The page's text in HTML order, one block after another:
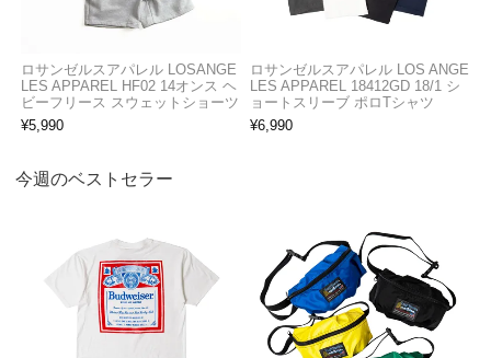
ロサンゼルスアパレル LOSANGE
LES APPAREL HF02 14オンス ヘ
ビーフリース スウェットショーツ
¥5,990
ロサンゼルスアパレル LOS ANGE
LES APPAREL 18412GD 18/1 シ
ョートスリーブ ポロTシャツ
¥6,990
今週のベストセラー